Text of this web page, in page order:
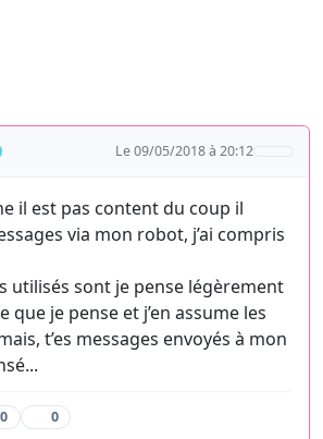
Le 09/05/2018 à 20:12
il est pas content du coup il
via mon robot, j’ai compris
utilisés sont je pense légèrement
que je pense et j’en assume les
t’es messages envoyés à mon
0 0